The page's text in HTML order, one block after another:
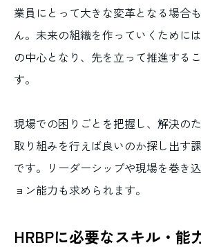
業員にとって大きな変革となる場合
ん。未来の組織を作っていくために
の中心となり、先を立って推進する
す。
現場での困りごとを把握し、解決の
取り組みを行えば良いのか探し出す
です。リーダーシップや現場を巻き
ョン能力も求められます。
HRBPに必要なスキル・能